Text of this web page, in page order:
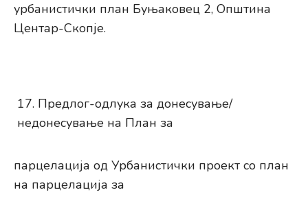
урбанистички план Буњаковец 2, Општина
Центар-Скопје.
Предлог-одлука за донесување/
недонесување на План за
парцелација од Урбанистички проект со план
на парцелација за